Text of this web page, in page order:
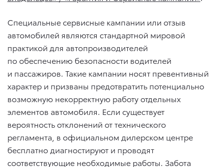
Специальные сервисные кампании или отзыв
автомобилей являются стандартной мировой
практикой для автопроизводителей
по обеспечению безопасности водителей
и пассажиров. Такие кампании носят превентивный
характер и призваны предотвратить потенциально
возможную некорректную работу отдельных
элементов автомобиля. Если существует
вероятность отклонений от технического
регламента, в официальном дилерском центре
бесплатно диагностируют и проводят
соответствующие необходимые работы. Забота